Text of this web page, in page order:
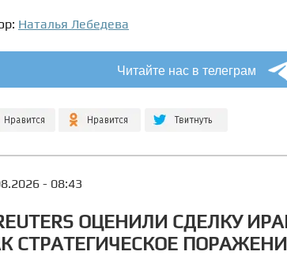
Наталья Лебедева
Читайте нас в телеграм
- 08:43
ОЦЕНИЛИ СДЕЛКУ
СТРАТЕГИЧЕСКОЕ